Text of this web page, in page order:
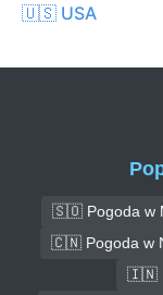
🇺🇸 USA
🇸🇴 Pogoda w
🇨🇳 Pogoda w
🇮🇳